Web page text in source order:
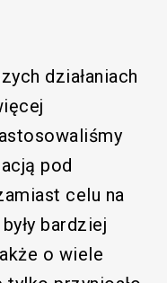
działaniach
pod
celu na
bardziej
o wiele